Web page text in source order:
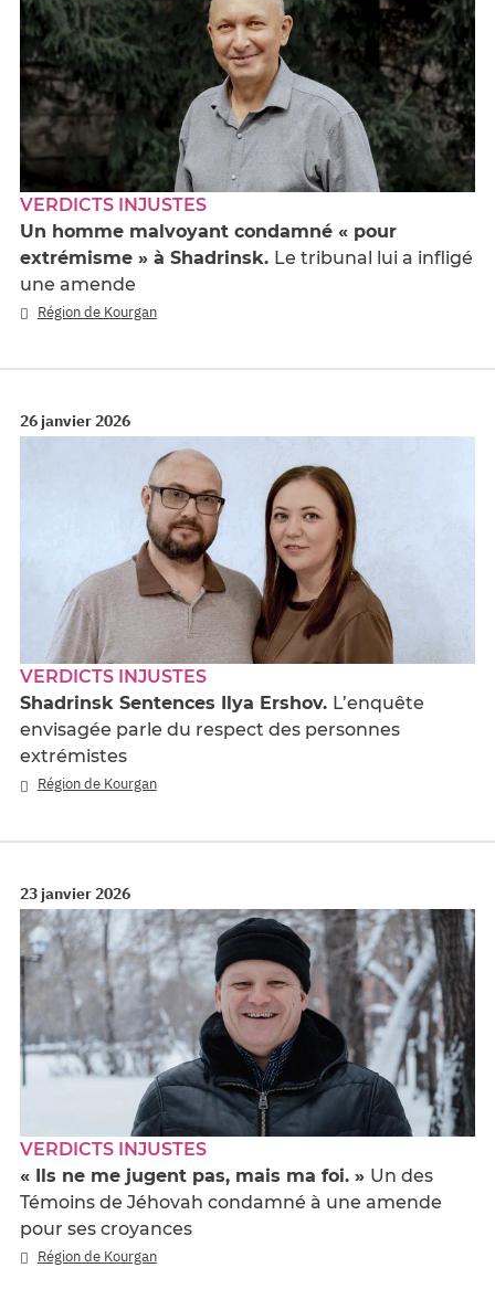
VERDICTS INJUSTES
Un homme malvoyant condamné « pour
extrémisme » à Shadrinsk. Le tribunal lui a infligé
une amende
Région de Kourgan
26 janvier 2026
VERDICTS INJUSTES
Shadrinsk Sentences Ilya Ershov. L’enquête
envisagée parle du respect des personnes
extrémistes
Région de Kourgan
23 janvier 2026
VERDICTS INJUSTES
« Ils ne me jugent pas, mais ma foi. » Un des
Témoins de Jéhovah condamné à une amende
pour ses croyances
Région de Kourgan